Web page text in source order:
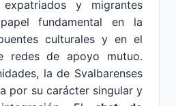
y migrantes
fundamental en la
culturales y en el
redes de apoyo mutuo.
la de Svalbarenses
por su carácter singular y